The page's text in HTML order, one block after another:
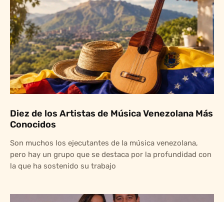
Diez de los Artistas de Música Venezolana Más
Conocidos
Son muchos los ejecutantes de la música venezolana,
pero hay un grupo que se destaca por la profundidad con
la que ha sostenido su trabajo